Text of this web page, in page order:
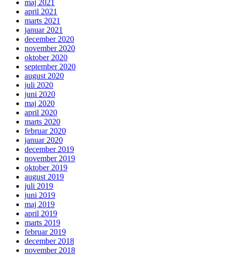
maj 2021
april 2021
marts 2021
januar 2021
december 2020
november 2020
oktober 2020
september 2020
august 2020
juli 2020
juni 2020
maj 2020
april 2020
marts 2020
februar 2020
januar 2020
december 2019
november 2019
oktober 2019
august 2019
juli 2019
juni 2019
maj 2019
april 2019
marts 2019
februar 2019
december 2018
november 2018